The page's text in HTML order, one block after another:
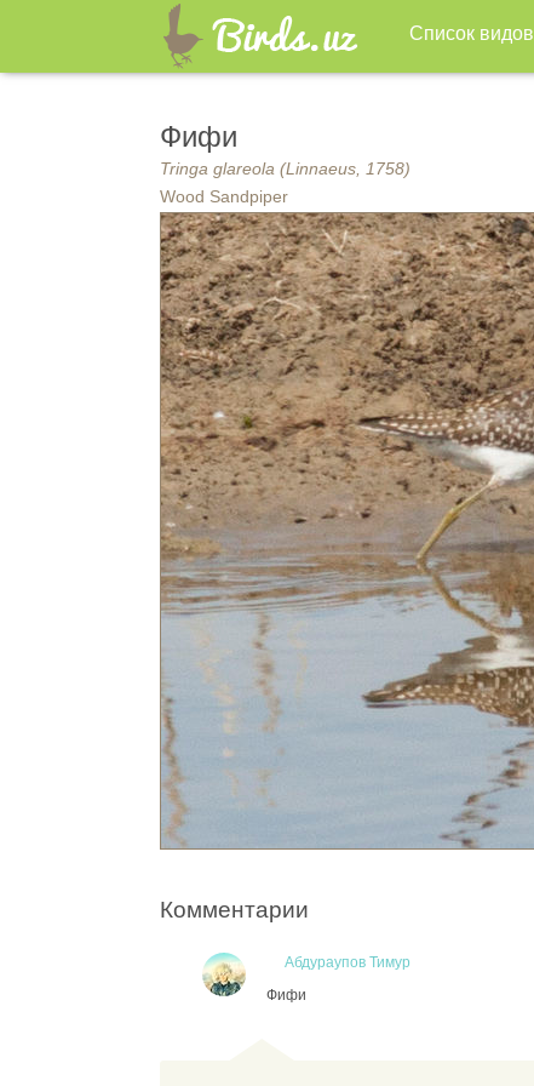
Список видов
Фифи
Tringa glareola (Linnaeus, 1758)
Wood Sandpiper
Комментарии
Абдураупов Тимур
Фифи